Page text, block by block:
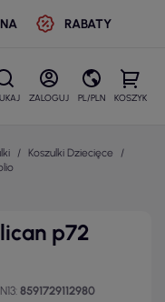
RABATY
ZALOGUJ PL/PLN KOSZYK
Koszulki Dziecięce
p72
8591729112980